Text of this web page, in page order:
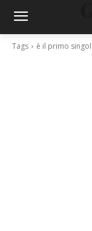
Tags è il primo